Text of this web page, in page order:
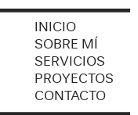
INICIO
SOBRE MÍ
SERVICIOS
PROYECTOS
CONTACTO